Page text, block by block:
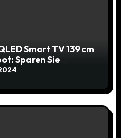
Smart TV 139 cm
Sparen Sie